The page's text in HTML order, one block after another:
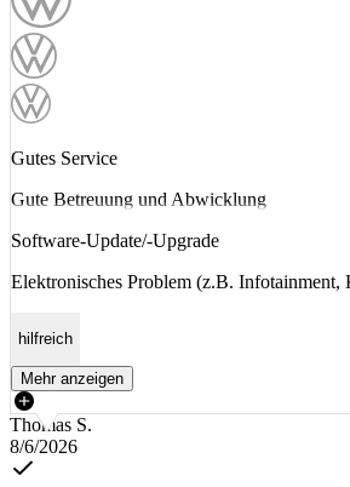
Gutes Service
Gute Betreuung und Abwicklung
Software-Update/-Upgrade
Elektronisches Problem (z.B. Infotainment,
hilfreich
Mehr anzeigen
Thomas S.
8/6/2026